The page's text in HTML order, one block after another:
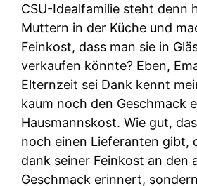
CSU-Idealfamilie steht denn
Muttern in der Küche und
Feinkost, dass man sie in
verkaufen könnte? Eben,
Elternzeit sei Dank kennt
kaum noch den Geschmack
Hausmannskost. Wie gut,
noch einen Lieferanten gibt,
dank seiner Feinkost an den
Geschmack erinnert,